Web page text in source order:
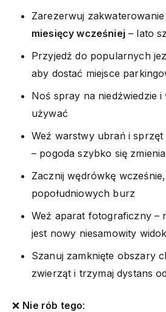
Zarezerwuj
miesięcy wcześniej – lato
Przyjedź do popularnych
aby dostać miejsce
Noś spray na niedźwiedzie i
używać
Weź warstwy ubrań i
– pogoda szybko się
Zacznij wędrówkę
popołudniowych burz
Weź aparat fotograficzny –
jest nowy niesamowity widok
Szanuj zamknięte obszary
zwierząt i trzymaj dystans
❌ Nie rób tego: